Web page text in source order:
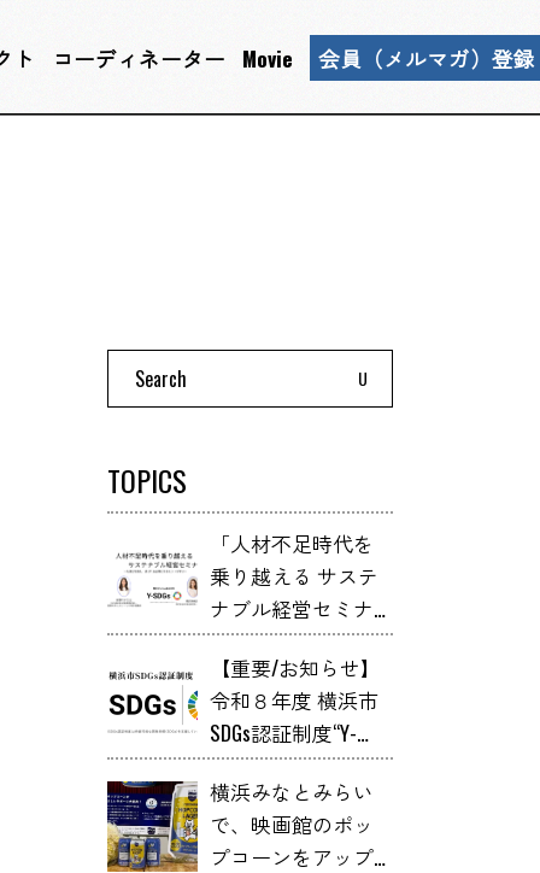
ト コーディネーター Movie 会員（メルマガ）登録
Search
TOPICS
「人材不足時代を
乗り越える サステ
ナブル経営セミナ
ー」開催
【重要/お知らせ】
令和８年度 横浜市
SDGs認証制度“Y-
SDGs” 申請スケジュ
ール
横浜みなとみらい
で、映画館のポッ
プコーンをアップ